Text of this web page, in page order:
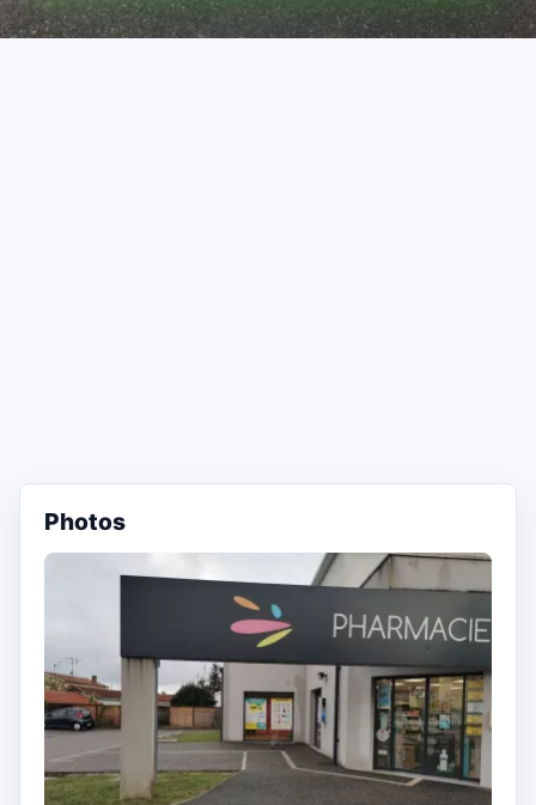
Photos